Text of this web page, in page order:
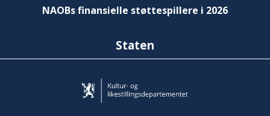
NAOBs finansielle støttespillere i 2026
Staten